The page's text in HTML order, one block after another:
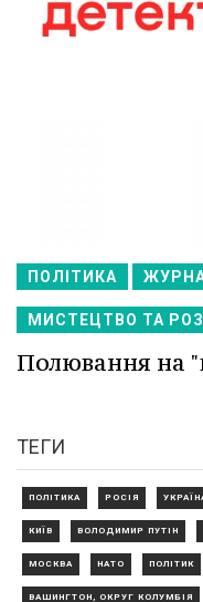
ПОЛІТИКА
МИСТЕЦТВО ТА
Полювання на
ТЕГИ
ПОЛІТИКА РОСІЯ
КИЇВ ВОЛОДИМИР ПУТІН
МОСКВА НАТО ПОЛІТИК
ВАШИНГТОН, ОКРУГ КОЛУМБІЯ